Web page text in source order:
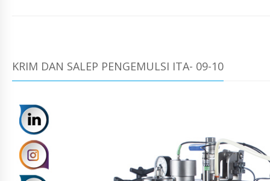
KRIM DAN SALEP PENGEMULSI ITA- 09-10